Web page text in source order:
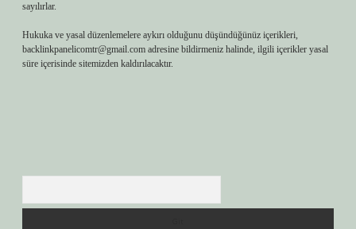
sayılırlar.
Hukuka ve yasal düzenlemelere aykırı olduğunu düşündüğünüz içerikleri,
backlinkpanelicomtr@gmail.com adresine bildirmeniz halinde, ilgili içerikler yasal
süre içerisinde sitemizden kaldırılacaktır.